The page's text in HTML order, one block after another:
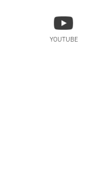
YOUTUBE